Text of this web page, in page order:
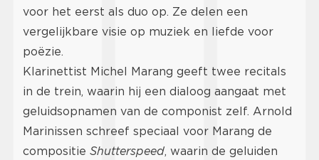
voor het eerst als duo op. Ze delen een
vergelijkbare visie op muziek en liefde voor
poëzie.
Klarinettist Michel Marang geeft twee recitals
in de trein, waarin hij een dialoog aangaat met
geluidsopnamen van de componist zelf. Arnold
Marinissen schreef speciaal voor Marang de
compositie Shutterspeed, waarin de geluiden